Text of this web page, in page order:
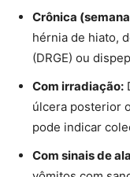
Crônica
hérnia de hiato,
(DRGE) ou
Com irradiação:
úlcera posterior
pode indicar
Com sinais de